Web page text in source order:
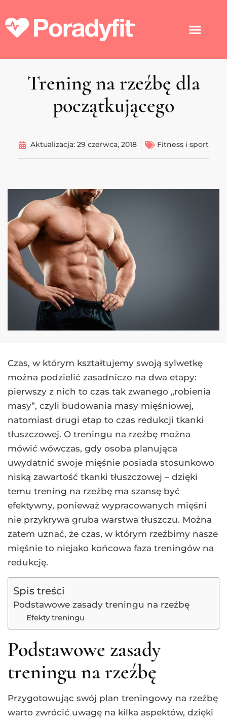
Trening na rzeźbę dla
początkującego
Aktualizacja: 29 czerwca, 2018 Fitness i sport
Czas, w którym kształtujemy swoją sylwetkę
można podzielić zasadniczo na dwa etapy:
pierwszy z nich to czas tak zwanego „robienia
masy”, czyli budowania masy mięśniowej,
natomiast drugi etap to czas redukcji tkanki
tłuszczowej. O treningu na rzeźbę można
mówić wówczas, gdy osoba planująca
uwydatnić swoje mięśnie posiada stosunkowo
niską zawartość tkanki tłuszczowej – dzięki
temu trening na rzeźbę ma szansę być
efektywny, ponieważ wypracowanych mięśni
nie przykrywa gruba warstwa tłuszczu. Można
zatem uznać, że czas, w którym rzeźbimy nasze
mięśnie to niejako końcowa faza treningów na
redukcję.
Spis treści
Podstawowe zasady treningu na rzeźbę
Efekty treningu
Podstawowe zasady
treningu na rzeźbę
Przygotowując swój plan treningowy na rzeźbę
warto zwrócić uwagę na kilka aspektów, dzięki